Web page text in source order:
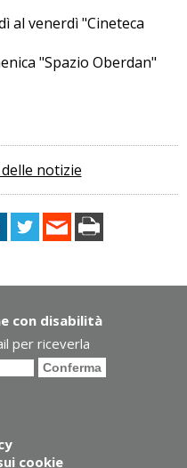
al venerdì "Cineteca
Oberdan"
notizie
con disabilità
per riceverla
cookie